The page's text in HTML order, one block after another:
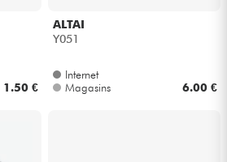
1.50 €
ALTAI
Y051
Internet
Magasins
6.00 €